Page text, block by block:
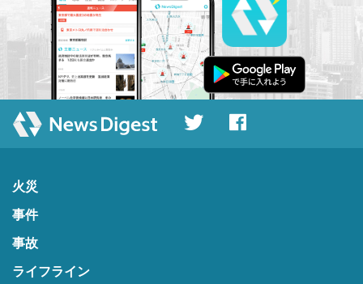
火災
事件
事故
ライフライン